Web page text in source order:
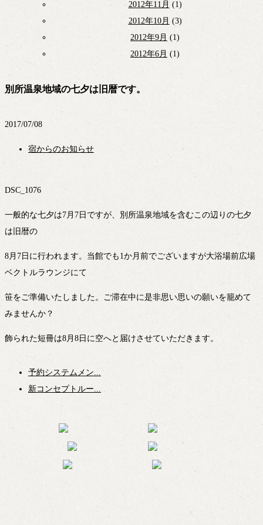
2012年11月 (1)
2012年10月 (3)
2012年9月 (1)
2012年6月 (1)
別所温泉地域の七夕は旧暦です。
2017/07/08
宿からのお知らせ
DSC_1076
一般的な七夕は7月7日ですが、別所温泉地域を含むこの辺りの七夕
は旧暦の
8月7日に行われます。当館でも1か月前でございますが大浴場前広場
ベクトルラウンジにて
笹をご準備いたしました。ご滞在中に是非思い思いの願いを籠めて
みませんか？
飾られた短冊は8月8日に空へと届けさせていただきます。
予約システムメン...
新コンセプトルー...